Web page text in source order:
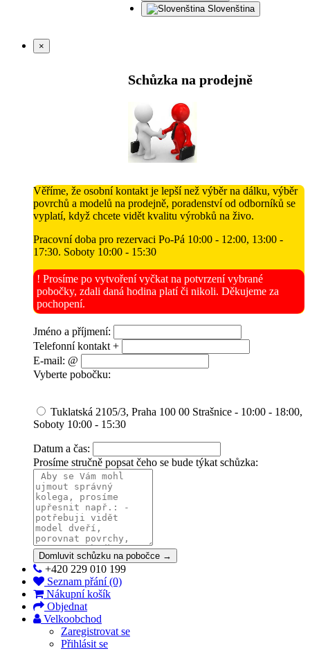
Slovenština
×
Schůzka na prodejně
Věříme, že osobní kontakt je lepší než výběr na dálku, výběr
povrchů a modelů na prodejně, poradenství od odborníků se
vyplatí, když chcete vidět kvalitu výrobků na živo.
Pracovní doba pro rezervaci Po-Pá 10:00 - 12:00, 13:00 -
17:30. Soboty 10:00 - 15:30
! Prosíme po vytvoření vyčkat na potvrzení vybrané
pobočky, zdali daná hodina platí či nikoli. Děkujeme za
pochopení.
Jméno a příjmení:
Telefonní kontakt +
E-mail: @
Vyberte pobočku:
Tuklatská 2105/3, Praha 100 00 Strašnice - 10:00 - 18:00,
Soboty 10:00 - 15:30
Datum a čas:
Prosíme stručně popsat čeho se bude týkat schůzka:
Domluvit schůzku na pobočce →
+420 229 010 199
Seznam přání (0)
Nákupní košík
Objednat
Velkoobchod
Zaregistrovat se
Přihlásit se